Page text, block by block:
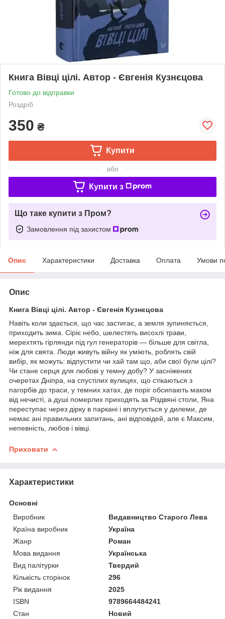
Книга Вівці цілі. Автор - Євгенія Кузнєцова
Готово до відправки
Роздріб
350 ₴
Купити
або
Купити з
Що таке купити з Пром?
Замовлення під захистом
Опис Характеристики Доставка Оплата Умови
Опис
Книга Вівці цілі. Автор - Євгенія Кузнєцова
Навіть коли здається, що час застигає, а земля зупиняється,
приходить зима. Сіріє небо, шелестять висохлі трави,
мерехтять гірлянди під гул генераторів — більше для світла,
ніж для свята. Люди живуть війну як уміють, роблять свій
вибір, як можуть: відпустити чи хай там що, аби свої були цілі?
Чи стане серця для любові у темну добу? У засніжених
очеретах Дніпра, на спустілих вулицях, що стікаються з
пагорбів до траси, у темних хатах, де поріг обсипають маком
від нечисті, а душі померлих приходять за Різдвяні столи, Яна
переступає через дірку в паркані і вплутується у дилеми, де
немає ані правильних запитань, ані відповідей, але є Максим,
непевність, любов і вівці.
Приховати
Характеристики
Основні
Виробник
Видавництво Старого Лева
Країна виробник
Україна
Жанр
Роман
Мова видання
Українська
Вид палітурки
Твердий
Кількість сторінок
296
Рік видання
2025
ISBN
9789664484241
Стан
Новий